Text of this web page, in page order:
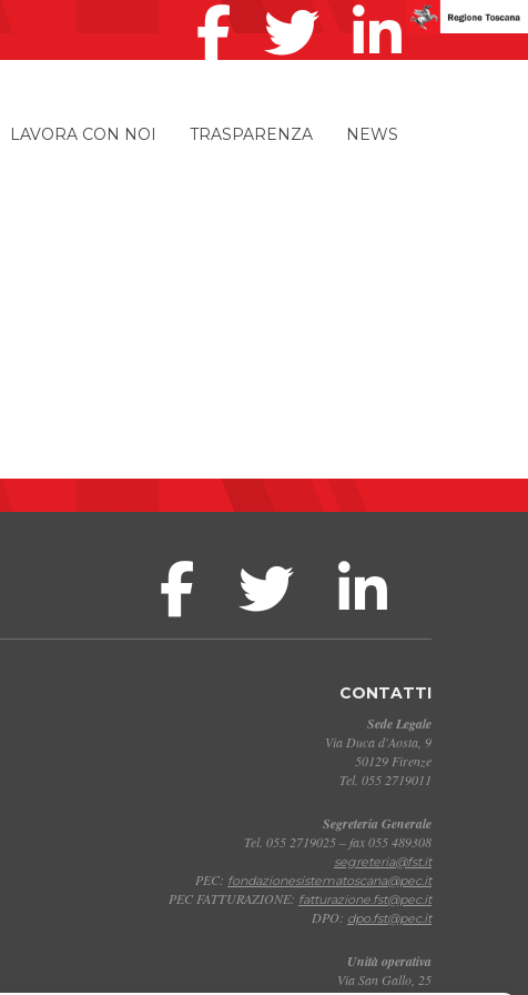
LAVORA CON NOI TRASPARENZA NEWS
CONTATTI
Sede Legale
Via Duca d'Aosta, 9
50129 Firenze
Tel. 055 2719011
Segreteria Generale
Tel. 055 2719025 – fax 055 489308
segreteria@fst.it
PEC: fondazionesistematoscana@pec.it
PEC FATTURAZIONE: fatturazione.fst@pec.it
DPO: dpo.fst@pec.it
Unità operativa
Via San Gallo, 25